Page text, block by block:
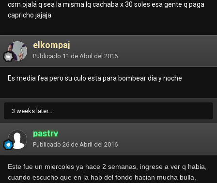
csm ojalá q sea la misma lq cachaba x 30 soles esa gente q paga
capricho jajaja
elkompaj
Publicado 11 de Abril del 2016
Es media fea pero su culo esta para bombear dia y noche
3 weeks later...
pastrv
Publicado 26 de Abril del 2016
Este fue un miercoles ya hace 2 semanas, ingrese a ver q habia,
cuando escucho que en la hab del fondo hacian mucha bulla,